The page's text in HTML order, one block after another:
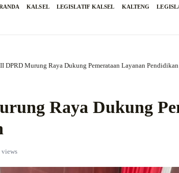
KALSEL LEGISLATIF KALSEL KALTENG
DPRD Murung Raya Dukung Pemerataan Layanan Pendidikan
Raya Dukung
views